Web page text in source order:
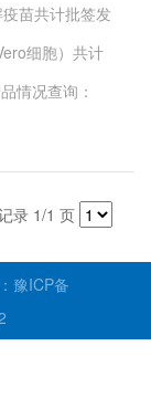
苗共计批签发
细胞）共计
情况查询：
录 1/1 页
豫ICP备